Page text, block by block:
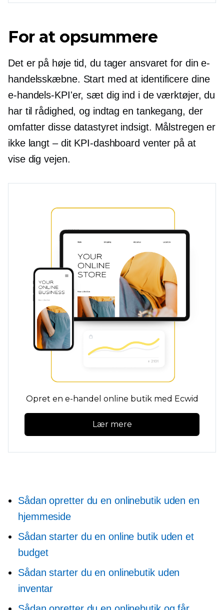
For at opsummere
Det er på høje tid, du tager ansvaret for din e-
handelsskæbne. Start med at identificere dine
e-handels-KPI'er, sæt dig ind i de værktøjer, du
har til rådighed, og indtag en tankegang, der
omfatter disse datastyretindsigt. Målstregen er
ikke langt – dit KPI-dashboard venter på at
vise dig vejen.
Opret en e-handel online butik med Ecwid
Lær mere
Sådan opretter du en onlinebutik uden en
hjemmeside
Sådan starter du en online butik uden et
budget
Sådan starter du en onlinebutik uden
inventar